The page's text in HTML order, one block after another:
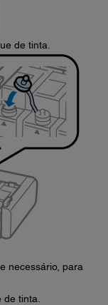
de tinta.
necessário, para
tinta.